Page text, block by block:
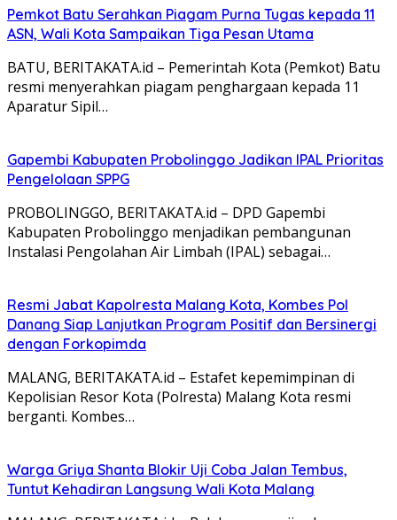
Pemkot Batu Serahkan Piagam Purna Tugas kepada 11
ASN, Wali Kota Sampaikan Tiga Pesan Utama
BATU, BERITAKATA.id – Pemerintah Kota (Pemkot) Batu
resmi menyerahkan piagam penghargaan kepada 11
Aparatur Sipil…
Gapembi Kabupaten Probolinggo Jadikan IPAL Prioritas
Pengelolaan SPPG
PROBOLINGGO, BERITAKATA.id – DPD Gapembi
Kabupaten Probolinggo menjadikan pembangunan
Instalasi Pengolahan Air Limbah (IPAL) sebagai…
Resmi Jabat Kapolresta Malang Kota, Kombes Pol
Danang Siap Lanjutkan Program Positif dan Bersinergi
dengan Forkopimda
MALANG, BERITAKATA.id – Estafet kepemimpinan di
Kepolisian Resor Kota (Polresta) Malang Kota resmi
berganti. Kombes…
Warga Griya Shanta Blokir Uji Coba Jalan Tembus,
Tuntut Kehadiran Langsung Wali Kota Malang